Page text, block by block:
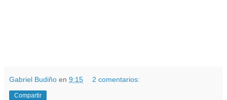
Gabriel Budiño en 9:15 2 comentarios:
Compartir